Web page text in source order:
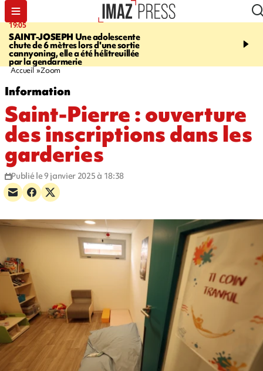
19:05
SAINT-JOSEPH Une adolescente
chute de 6 mètres lors d'une sortie
cannyoning, elle a été hélitreuillée
par la gendarmerie
20:44
rouée de coups,
Accueil Zoom
Information
Saint-Pierre : ouverture
des inscriptions dans les
garderies
Publié le 9 janvier 2025 à 18:38